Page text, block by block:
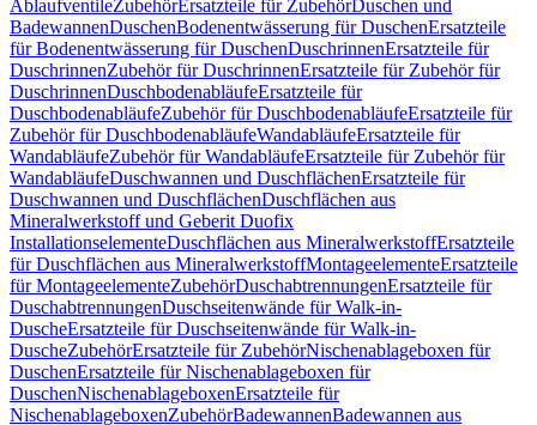
AblaufventileZubehörErsatzteile für ZubehörDuschen und
BadewannenDuschenBodenentwässerung für DuschenErsatzteile
für Bodenentwässerung für DuschenDuschrinnenErsatzteile für
DuschrinnenZubehör für DuschrinnenErsatzteile für Zubehör für
DuschrinnenDuschbodenabläufeErsatzteile für
DuschbodenabläufeZubehör für DuschbodenabläufeErsatzteile für
Zubehör für DuschbodenabläufeWandabläufeErsatzteile für
WandabläufeZubehör für WandabläufeErsatzteile für Zubehör für
WandabläufeDuschwannen und DuschflächenErsatzteile für
Duschwannen und DuschflächenDuschflächen aus
Mineralwerkstoff und Geberit Duofix
InstallationselementeDuschflächen aus MineralwerkstoffErsatzteile
für Duschflächen aus MineralwerkstoffMontageelementeErsatzteile
für MontageelementeZubehörDuschabtrennungenErsatzteile für
DuschabtrennungenDuschseitenwände für Walk-in-
DuscheErsatzteile für Duschseitenwände für Walk-in-
DuscheZubehörErsatzteile für ZubehörNischenablageboxen für
DuschenErsatzteile für Nischenablageboxen für
DuschenNischenablageboxenErsatzteile für
NischenablageboxenZubehörBadewannenBadewannen aus